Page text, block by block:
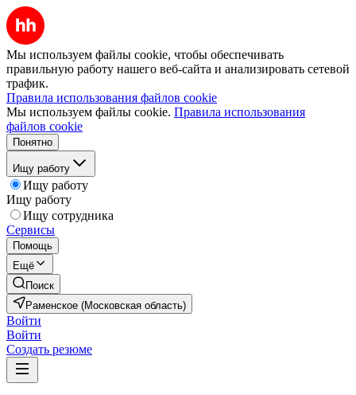
Мы используем файлы cookie, чтобы обеспечивать
правильную работу нашего веб-сайта и анализировать сетевой
трафик.
Правила использования файлов cookie
Мы используем файлы cookie. Правила использования
файлов cookie
Понятно
Ищу работу
Ищу работу
Ищу работу
Ищу сотрудника
Сервисы
Помощь
Ещё
Поиск
Раменское (Московская область)
Войти
Войти
Создать резюме